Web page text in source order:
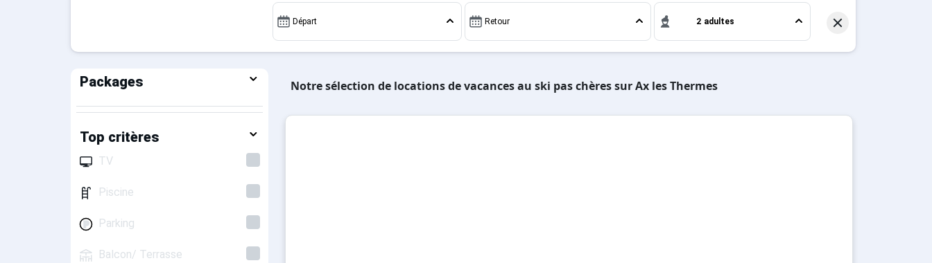
Départ Retour 2 adultes
Packages
Top critères
TV
Piscine
Parking
Balcon/ Terrasse
Notre sélection de locations de vacances au ski pas chères sur Ax les Thermes